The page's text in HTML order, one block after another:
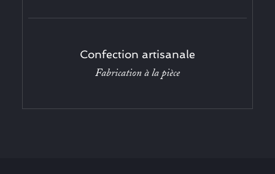
Confection artisanale
Fabrication à la pièce